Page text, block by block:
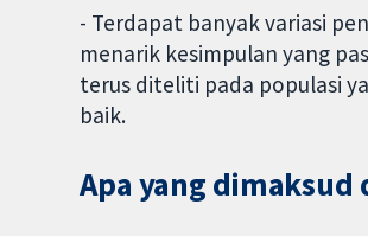
- Terdapat banyak variasi
menarik kesimpulan yang
terus diteliti pada populasi
baik.
Apa yang dimaksud